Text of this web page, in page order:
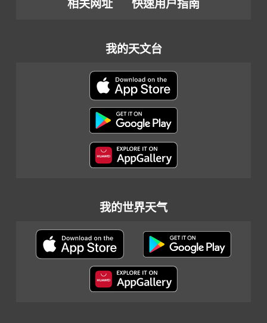
相关网址
快速用户指南
我的天文台
我的世界天气